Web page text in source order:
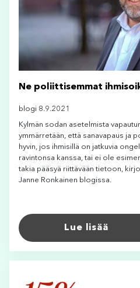
Ne poliittisemmat
blogi 8.9.2021
Kylmän sodan asetelmista
ymmärretään, että sanavapaus ja
hyvin, jos ihmisillä on jatkuvia
ravintonsa kanssa, tai ei ole
takia pääsyä riittävään tietoon,
Janne Ronkainen blogissa.
Lue lisää